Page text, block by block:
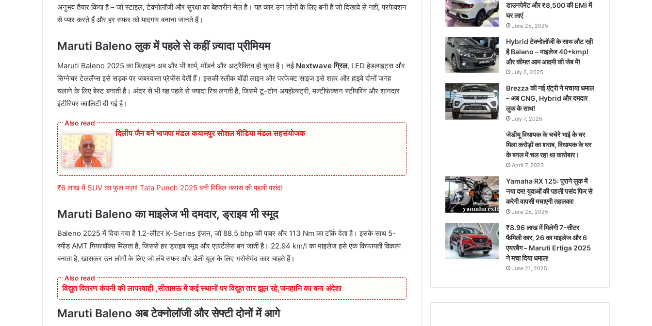
अनुभव तैयार किया है – जो स्टाइल, टेक्नोलॉजी और सुरक्षा का बेहतरीन मेल है। यह कार उन लोगों के लिए बनी है जो दिखावे से नहीं, परफेक्शन
से प्यार करते हैं और हर सफर को यादगार बनाना जानते हैं।
Maruti Baleno लुक में पहले से कहीं ज़्यादा प्रीमियम
Maruti Baleno 2025 का डिज़ाइन अब और भी शार्प, मॉडर्न और अट्रैक्टिव हो चुका है। नई Nextwave ग्रिल, LED हेडलाइट्स और
सिग्नेचर टेललैंप्स इसे सड़क पर जबरदस्त प्रेज़ेंस देती हैं। इसकी स्लीक बॉडी लाइन और परफेक्ट साइज इसे शहर और हाइवे दोनों जगह
चलाने के लिए बेस्ट बनाती हैं। अंदर से भी यह पहले से ज्यादा रिच लगती है, जिसमें टू-टोन अपहोल्स्ट्री, मल्टीफंक्शन स्टीयरिंग और शानदार
इंटीरियर क्वालिटी दी गई है।
दिलीप जैन बने भाजपा मंडल कयामपुर सोशल मीडिया मंडल सहसंयोजक
₹6 लाख में SUV का फुल मज़ा! Tata Punch 2025 बनी मिडिल क्लास की पहली पसंद!
Maruti Baleno का माइलेज भी दमदार, ड्राइव भी स्मूद
Baleno 2025 में दिया गया है 1.2-लीटर K-Series इंजन, जो 88.5 bhp की पावर और 113 Nm का टॉर्क देता है। इसके साथ 5-
स्पीड AMT गियरबॉक्स मिलता है, जिससे हर ड्राइव स्मूद और एफ़र्टलेस बन जाती है। 22.94 km/l का माइलेज इसे एक किफायती विकल्प
बनाता है, खासकर उन लोगों के लिए जो लंबे सफर और डेली यूज़ के लिए भरोसेमंद कार चाहते हैं।
विद्युत वितरण कंपनी की लापरवाही ,सीतामऊ में कई स्थानों पर विद्युत तार झूल रहे,जनहानि का बना अंदेशा
Maruti Baleno अब टेक्नोलॉजी और सेफ्टी दोनों में आगे
डाउनपेमेंट और ₹8,500 की EMI में
घर लाएं
June 25, 2025
Hybrid टेक्नोलॉजी के साथ लौट रही
है Baleno – माइलेज 40+kmpl
और कीमत आम आदमी की जेब में!
July 6, 2025
Brezza की नई एंट्री ने मचाया धमाल
– अब CNG, Hybrid और दमदार
लुक के साथ!
July 7, 2025
जेडीयू विधायक के चचेरे भाई के घर
मिला करोड़ों का शराब, विधायक के घर
के बगल में चल रहा था कारोबार।
April 7, 2023
Yamaha RX 125: पुराने लुक में
नया दम! युवाओं की पहली पसंद फिर से
करेगी वापसी मचाएगी तहलका!
June 25, 2025
₹8.96 लाख में मिलेगी 7-सीटर
फैमिली कार, 26 का माइलेज और 6
एयरबैग – Maruti Ertiga 2025
ने मचा दिया धमाल!
June 21, 2025